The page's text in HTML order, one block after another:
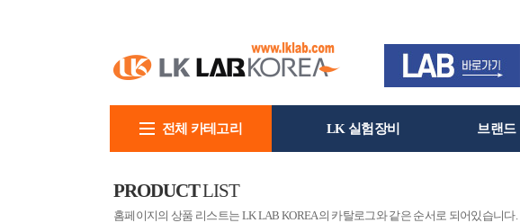
전체 카테고리 LK 실험장비 브랜드
PRODUCTLIST
홈페이지의 상품 리스트는 LK LAB KOREA의 카탈로그와 같은 순서로 되어있습니다.